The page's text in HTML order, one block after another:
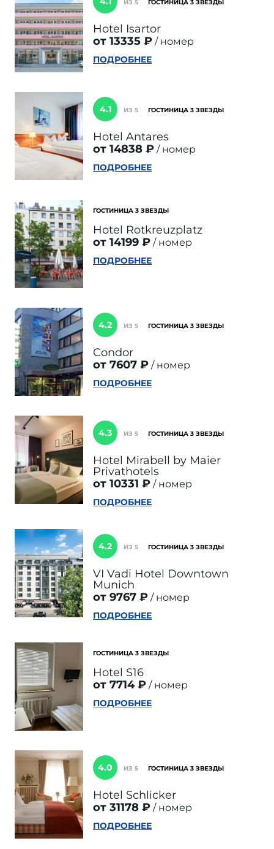
ИЗ 5 ГОСТИНИЦА 3 ЗВЕЗДЫ
Hotel Isartor
от 13335 ₽
номер
ПОДРОБНЕЕ
4.1 ИЗ 5 ГОСТИНИЦА 3 ЗВЕЗДЫ
Hotel Antares
от 14838 ₽
номер
ПОДРОБНЕЕ
ГОСТИНИЦА 3 ЗВЕЗДЫ
Hotel Rotkreuzplatz
от 14199 ₽
номер
ПОДРОБНЕЕ
4.2 ИЗ 5 ГОСТИНИЦА 3 ЗВЕЗДЫ
Condor
от 7607 ₽
номер
ПОДРОБНЕЕ
4.3 ИЗ 5 ГОСТИНИЦА 3 ЗВЕЗДЫ
Hotel Mirabell by Maier
Privathotels
от 10331 ₽
номер
ПОДРОБНЕЕ
4.2 ИЗ 5 ГОСТИНИЦА 3 ЗВЕЗДЫ
VI Vadi Hotel Downtown
Munich
от 9767 ₽
номер
ПОДРОБНЕЕ
ГОСТИНИЦА 3 ЗВЕЗДЫ
Hotel S16
от 7714 ₽
номер
ПОДРОБНЕЕ
4.0 ИЗ 5 ГОСТИНИЦА 3 ЗВЕЗДЫ
Hotel Schlicker
от 31178 ₽
номер
ПОДРОБНЕЕ